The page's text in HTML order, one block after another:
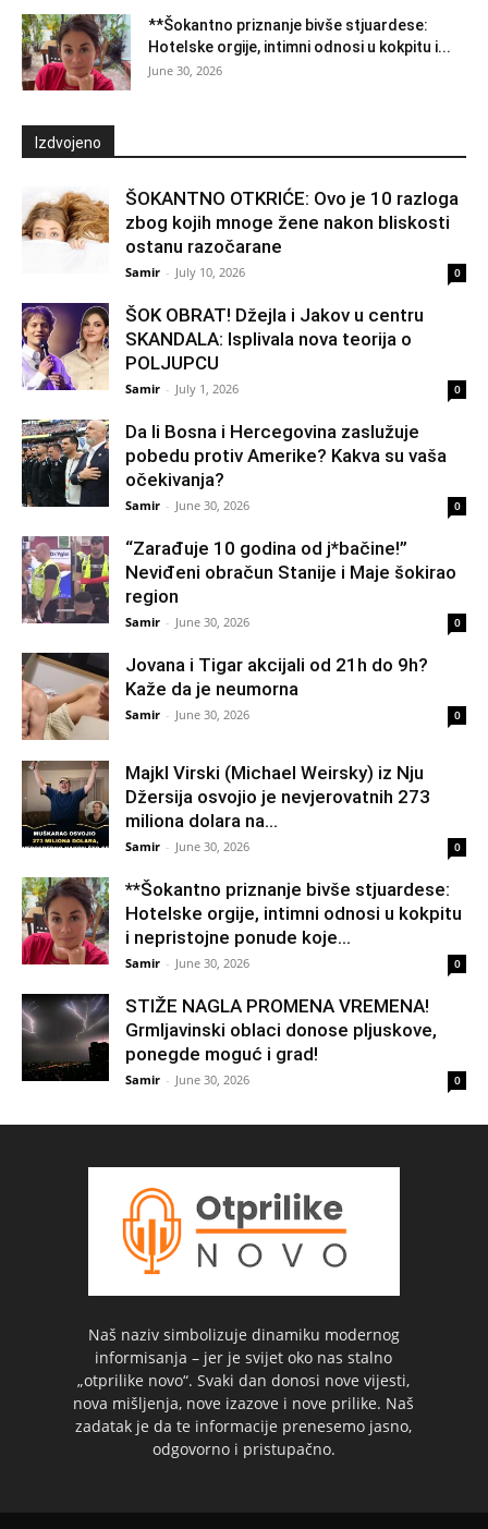
**Šokantno priznanje bivše stjuardese:
Hotelske orgije, intimni odnosi u kokpitu i...
June 30, 2026
Izdvojeno
ŠOKANTNO OTKRIĆE: Ovo je 10 razloga
zbog kojih mnoge žene nakon bliskosti
ostanu razočarane
Samir - July 10, 2026 0
ŠOK OBRAT! Džejla i Jakov u centru
SKANDALA: Isplivala nova teorija o
POLJUPCU
Samir - July 1, 2026 0
Da li Bosna i Hercegovina zaslužuje
pobedu protiv Amerike? Kakva su vaša
očekivanja?
Samir - June 30, 2026 0
“Zarađuje 10 godina od j*bačine!”
Neviđeni obračun Stanije i Maje šokirao
region
Samir - June 30, 2026 0
Jovana i Tigar akcijali od 21h do 9h?
Kaže da je neumorna
Samir - June 30, 2026 0
Majkl Virski (Michael Weirsky) iz Nju
Džersija osvojio je nevjerovatnih 273
miliona dolara na...
Samir - June 30, 2026 0
**Šokantno priznanje bivše stjuardese:
Hotelske orgije, intimni odnosi u kokpitu
i nepristojne ponude koje...
Samir - June 30, 2026 0
STIŽE NAGLA PROMENA VREMENA!
Grmljavinski oblaci donose pljuskove,
ponegde moguć i grad!
Samir - June 30, 2026 0
Naš naziv simbolizuje dinamiku modernog
informisanja – jer je svijet oko nas stalno
„otprilike novo“. Svaki dan donosi nove vijesti,
nova mišljenja, nove izazove i nove prilike. Naš
zadatak je da te informacije prenesemo jasno,
odgovorno i pristupačno.